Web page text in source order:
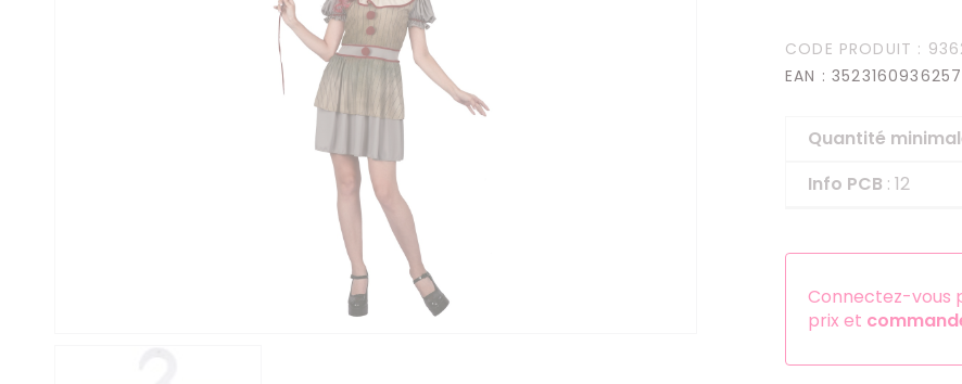
Sets d'accessoires
CODE PRODUIT :
EAN : 3523160936257
Quantité
Info PCB : 12
Connectez-vous
prix et